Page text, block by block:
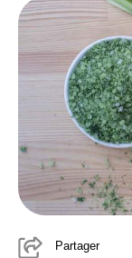
Partager